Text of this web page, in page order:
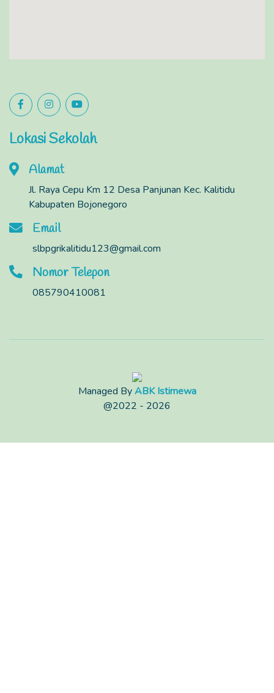
Lokasi Sekolah
Alamat
Jl. Raya Cepu Km 12 Desa Panjunan Kec. Kalitidu
Kabupaten Bojonegoro
Email
slbpgrikalitidu123@gmail.com
Nomor Telepon
085790410081
Managed ByABK Istimewa
@2022 - 2026